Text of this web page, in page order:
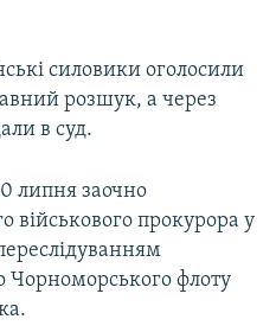
силовики оголосили
розшук, а через
в суд.
липня заочно
військового прокурора у
Чорноморського флоту